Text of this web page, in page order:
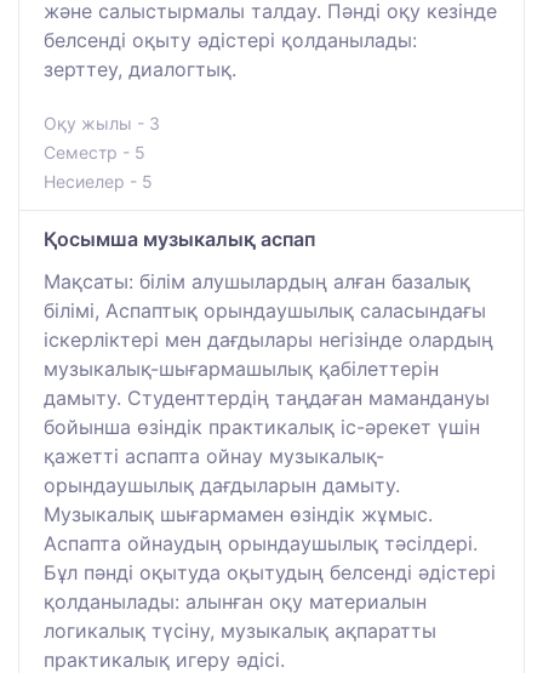
және салыстырмалы талдау. Пәнді оқу кезінде
белсенді оқыту әдістері қолданылады:
зерттеу, диалогтық.
Оқу жылы - 3
Семестр - 5
Несиелер - 5
Қосымша музыкалық аспап
Мақсаты: білім алушылардың алған базалық
білімі, Аспаптық орындаушылық саласындағы
іскерліктері мен дағдылары негізінде олардың
музыкалық-шығармашылық қабілеттерін
дамыту. Студенттердің таңдаған мамандануы
бойынша өзіндік практикалық іс-әрекет үшін
қажетті аспапта ойнау музыкалық-
орындаушылық дағдыларын дамыту.
Музыкалық шығармамен өзіндік жұмыс.
Аспапта ойнаудың орындаушылық тәсілдері.
Бұл пәнді оқытуда оқытудың белсенді әдістері
қолданылады: алынған оқу материалын
логикалық түсіну, музыкалық ақпаратты
практикалық игеру әдісі.